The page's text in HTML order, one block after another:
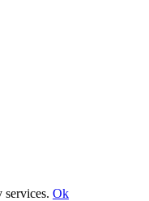
services. Ok